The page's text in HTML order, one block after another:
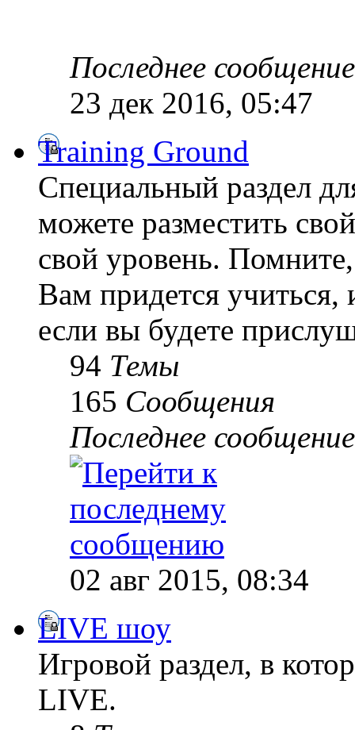
Последнее сообщение
23 дек 2016, 05:47
Training Ground
Специальный раздел
можете разместить
свой уровень. Помните,
Вам придется учиться,
если вы будете
94 Темы
165 Сообщения
Последнее сообщение
02 авг 2015, 08:34
LIVE шоу
Игровой раздел, в
LIVE.